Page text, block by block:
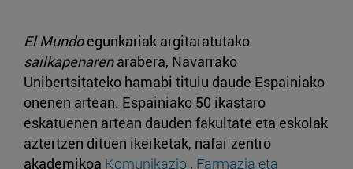
El Mundoegunkariak argitaratutako
sailkapenarenarabera, Navarrako
Unibertsitateko hamabi titulu daude Espainiako
onenen artean. Espainiako 50 ikastaro
eskatuenen artean dauden fakultate eta eskolak
aztertzen dituen ikerketak, nafar zentro
akademikoa Komunikazio , Farmazia eta